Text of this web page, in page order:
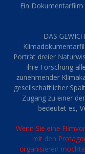
Ein
DAS
Porträt dreier
ihre Forschung
zunehmender
gesellschaftlicher
Zugang zu einer
bedeutet es,
Wenn Sie eine
mit den
organisieren